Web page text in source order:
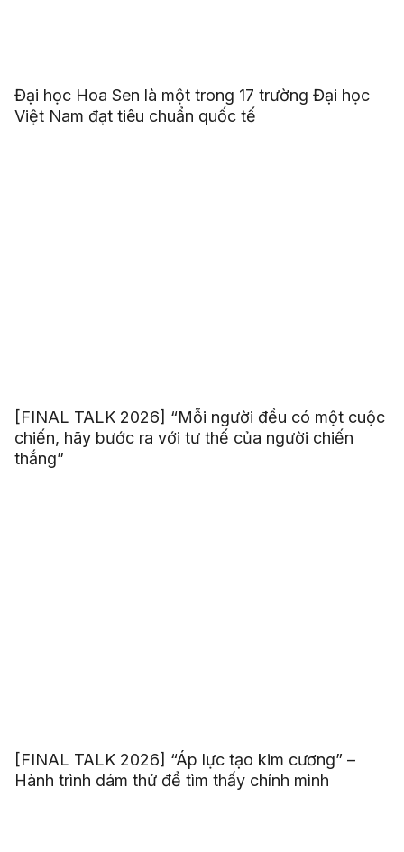
Đại học Hoa Sen là một trong 17 trường Đại học
Việt Nam đạt tiêu chuẩn quốc tế
[FINAL TALK 2026] “Mỗi người đều có một cuộc
chiến, hãy bước ra với tư thế của người chiến
thắng”
[FINAL TALK 2026] “Áp lực tạo kim cương” –
Hành trình dám thử để tìm thấy chính mình